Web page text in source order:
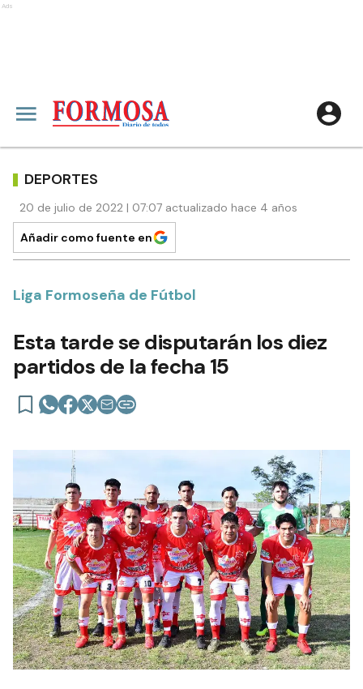
Ads
DEPORTES
20 de julio de 2022 | 07:07 actualizado hace 4 años
Añadir como fuente en
Liga Formoseña de Fútbol
Esta tarde se disputarán los diez
partidos de la fecha 15